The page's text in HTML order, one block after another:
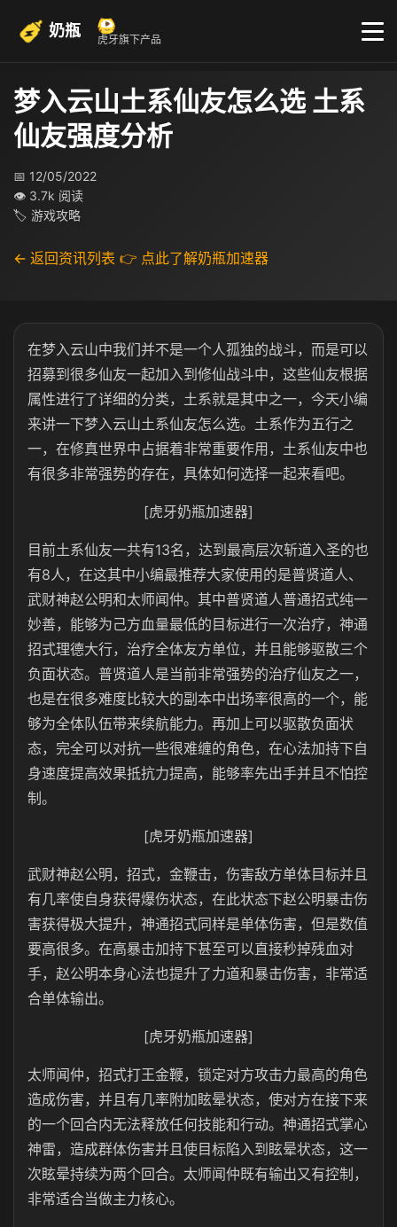
奶瓶 虎牙旗下产品
梦入云山土系仙友怎么选 土系
仙友强度分析
📅 12/05/2022
👁 3.7k 阅读
🏷 游戏攻略
← 返回资讯列表 👉 点此了解奶瓶加速器
在梦入云山中我们并不是一个人孤独的战斗，而是可以
招募到很多仙友一起加入到修仙战斗中，这些仙友根据
属性进行了详细的分类，土系就是其中之一，今天小编
来讲一下梦入云山土系仙友怎么选。土系作为五行之
一，在修真世界中占据着非常重要作用，土系仙友中也
有很多非常强势的存在，具体如何选择一起来看吧。
[虎牙奶瓶加速器]
目前土系仙友一共有13名，达到最高层次斩道入圣的也
有8人，在这其中小编最推荐大家使用的是普贤道人、
武财神赵公明和太师闻仲。其中普贤道人普通招式纯一
妙善，能够为己方血量最低的目标进行一次治疗，神通
招式理德大行，治疗全体友方单位，并且能够驱散三个
负面状态。普贤道人是当前非常强势的治疗仙友之一，
也是在很多难度比较大的副本中出场率很高的一个，能
够为全体队伍带来续航能力。再加上可以驱散负面状
态，完全可以对抗一些很难缠的角色，在心法加持下自
身速度提高效果抵抗力提高，能够率先出手并且不怕控
制。
[虎牙奶瓶加速器]
武财神赵公明，招式，金鞭击，伤害敌方单体目标并且
有几率使自身获得爆伤状态，在此状态下赵公明暴击伤
害获得极大提升，神通招式同样是单体伤害，但是数值
要高很多。在高暴击加持下甚至可以直接秒掉残血对
手，赵公明本身心法也提升了力道和暴击伤害，非常适
合单体输出。
[虎牙奶瓶加速器]
太师闻仲，招式打王金鞭，锁定对方攻击力最高的角色
造成伤害，并且有几率附加眩晕状态，使对方在接下来
的一个回合内无法释放任何技能和行动。神通招式掌心
神雷，造成群体伤害并且使目标陷入到眩晕状态，这一
次眩晕持续为两个回合。太师闻仲既有输出又有控制，
非常适合当做主力核心。